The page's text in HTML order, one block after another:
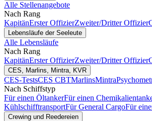
Alle Stellenangebote
Nach Rang
KapitänErster OffizierZweiter/Dritter Offizier
Lebensläufe der Seeleute
Alle Lebensläufe
Nach Rang
KapitänErster OffizierZweiter/Dritter Offizier
CES, Marlins, Mintra, KVR
CES-TestsCES CBTMarlinsMintra
Nach Schiffstyp
Für einen ÖltankerFür einen
KühlschifftransportFür General CargoFür
Crewing und Reedereien